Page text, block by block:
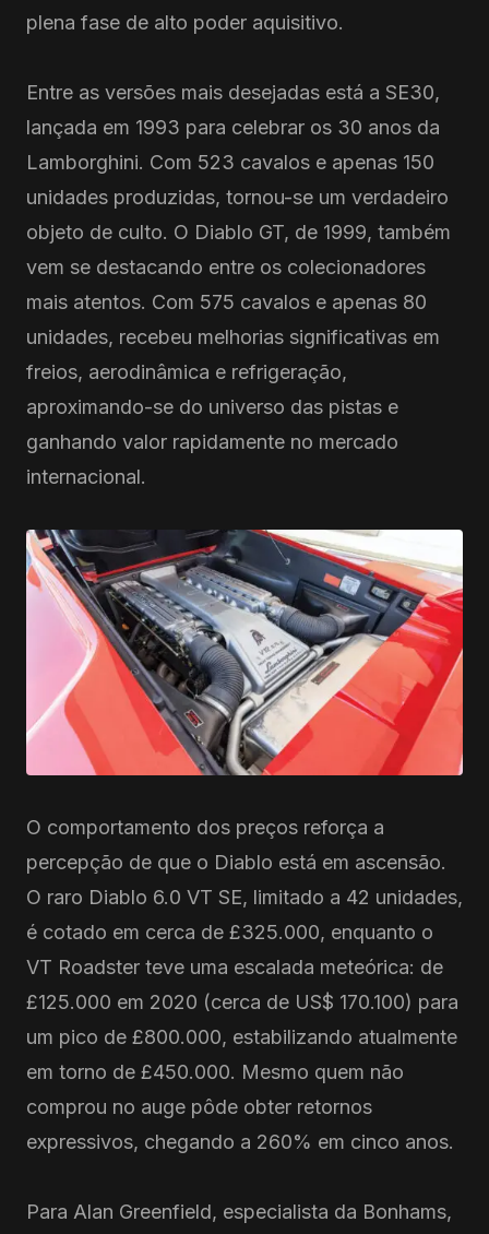
plena fase de alto poder aquisitivo.
Entre as versões mais desejadas está a SE30,
lançada em 1993 para celebrar os 30 anos da
Lamborghini. Com 523 cavalos e apenas 150
unidades produzidas, tornou-se um verdadeiro
objeto de culto. O Diablo GT, de 1999, também
vem se destacando entre os colecionadores
mais atentos. Com 575 cavalos e apenas 80
unidades, recebeu melhorias significativas em
freios, aerodinâmica e refrigeração,
aproximando-se do universo das pistas e
ganhando valor rapidamente no mercado
internacional.
O comportamento dos preços reforça a
percepção de que o Diablo está em ascensão.
O raro Diablo 6.0 VT SE, limitado a 42 unidades,
é cotado em cerca de £325.000, enquanto o
VT Roadster teve uma escalada meteórica: de
£125.000 em 2020 (cerca de US$ 170.100) para
um pico de £800.000, estabilizando atualmente
em torno de £450.000. Mesmo quem não
comprou no auge pôde obter retornos
expressivos, chegando a 260% em cinco anos.
Para Alan Greenfield, especialista da Bonhams,